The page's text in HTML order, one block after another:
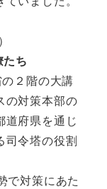
ち
２階の大講
の対策本部の
道府県を通じ
司令塔の役割
で対策にあた